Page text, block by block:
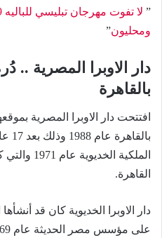
”
ومحليون”
دار الاوبرا المصرية ..
بالقاهرة
افتتحت دار الاوبرا المصرية
الملكية
القاهرة.
دار الاوبرا الخديوية كان قد
على مؤسس مصر الحديثة عام 1869 إبان افتتاح